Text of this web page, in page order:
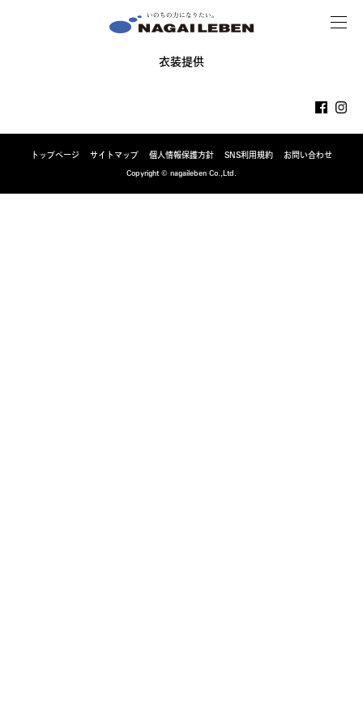
MENU
衣装提供
トップページ サイトマップ 個人情報保護方針 SNS利用規約
お問い合わせ
Copyright © nagaileben Co.,Ltd.